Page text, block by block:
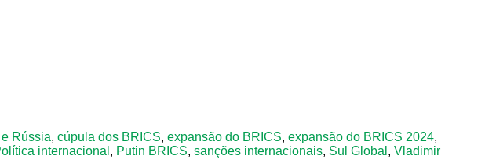
Rússia, cúpula dos BRICS, expansão do BRICS, expansão do BRICS 2024,
internacional , Putin BRICS, sanções internacionais, Sul Global , Vladimir